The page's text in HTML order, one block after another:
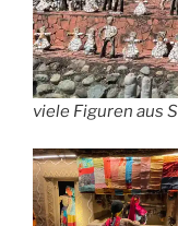
viele Figuren aus